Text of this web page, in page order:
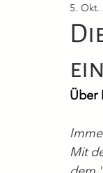
Intuitive5. Okt.
Über
Mit